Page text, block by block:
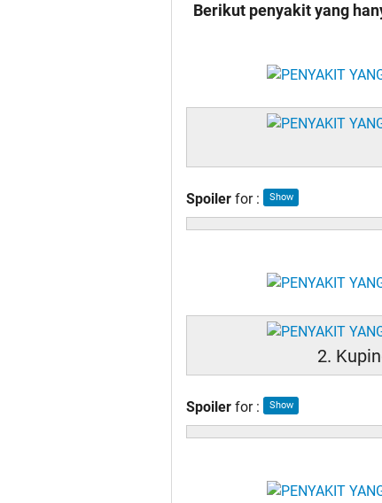
Berikut penyakit yang
Spoiler for :
2.
Spoiler for :